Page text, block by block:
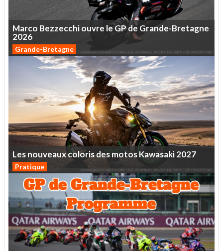
Marco Bezzecchiouvre leGPde Grande-Bretagne
2026
Grande-Bretagne
LesnouveauxcolorisdesmotosKawasaki2027
Pratique